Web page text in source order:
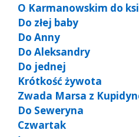
O Karmanowskim do
Do złej baby
Do Anny
Do Aleksandry
Do jednej
Krótkość żywota
Zwada Marsa z
Do Seweryna
Czwartak